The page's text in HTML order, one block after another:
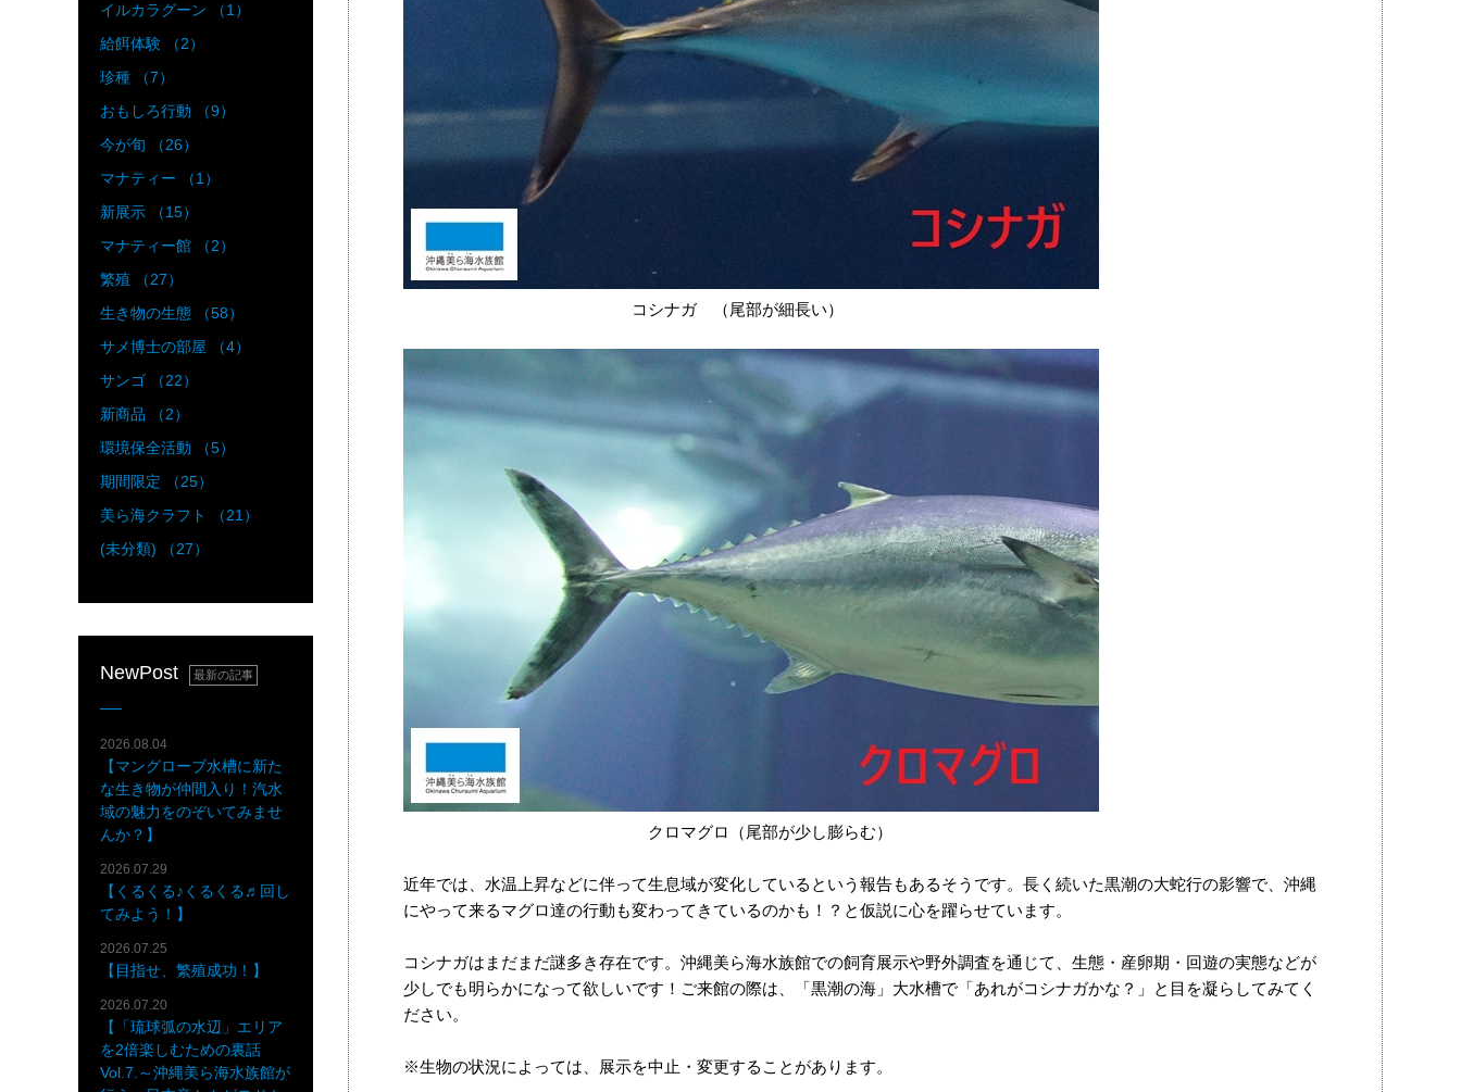
コシナガ （尾部が細長い）
クロマグロ（尾部が少し膨らむ）
近年では、水温上昇などに伴って生息域が変化しているという報告もあるそうです。長く続いた黒潮の大蛇行の影響で、沖縄
にやって来るマグロ達の行動も変わってきているのかも！？と仮説に心を躍らせています。
コシナガはまだまだ謎多き存在です。沖縄美ら海水族館での飼育展示や野外調査を通じて、生態・産卵期・回遊の実態などが
少しでも明らかになって欲しいです！ご来館の際は、「黒潮の海」大水槽で「あれがコシナガかな？」と目を凝らしてみてく
ださい。
※生物の状況によっては、展示を中止・変更することがあります。
イルカラグーン （1）
給餌体験 （2）
珍種 （7）
おもしろ行動 （9）
今が旬 （26）
マナティー （1）
新展示 （15）
マナティー館 （2）
繁殖 （27）
生き物の生態 （58）
サメ博士の部屋 （4）
サンゴ （22）
新商品 （2）
環境保全活動 （5）
期間限定 （25）
美ら海クラフト （21）
(未分類) （27）
NewPost 最新の記事
2026.08.04
【マングローブ水槽に新た
な生き物が仲間入り！汽水
域の魅力をのぞいてみませ
んか？】
2026.07.29
【くるくる♪くるくる♬回し
てみよう！】
2026.07.25
【目指せ、繁殖成功！】
2026.07.20
【「琉球弧の水辺」エリア
を2倍楽しむための裏話
Vol.7.～沖縄美ら海水族館が